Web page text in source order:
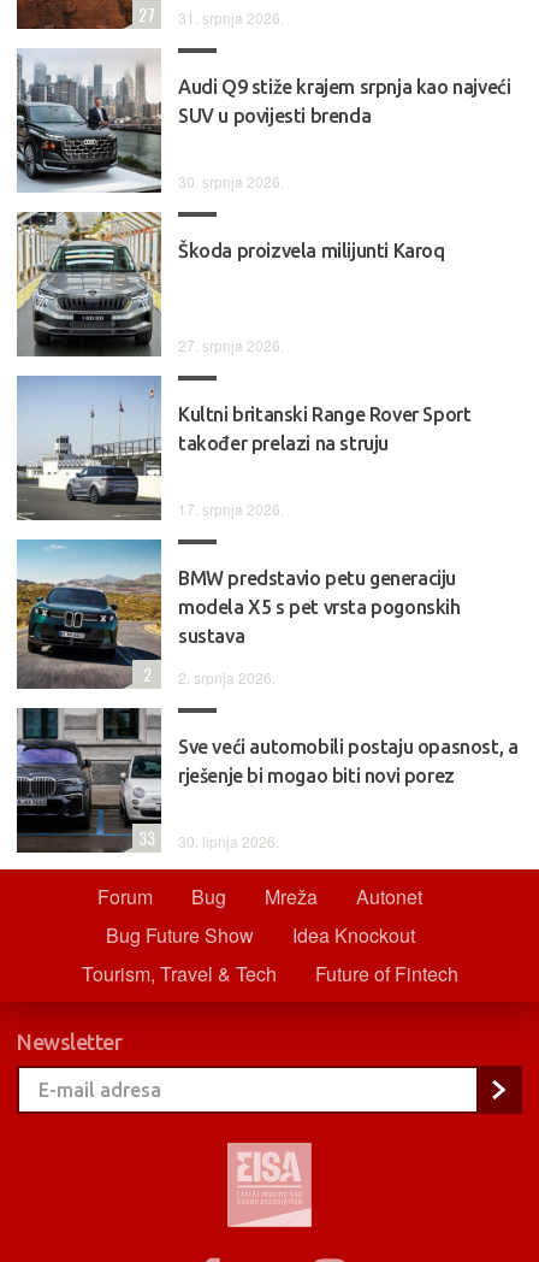
31. srpnja 2026.
27
Audi Q9 stiže krajem srpnja kao najveći
SUV u povijesti brenda
30. srpnja 2026.
Škoda proizvela milijunti Karoq
27. srpnja 2026.
Kultni britanski Range Rover Sport
također prelazi na struju
17. srpnja 2026.
BMW predstavio petu generaciju
modela X5 s pet vrsta pogonskih
sustava
2. srpnja 2026.
2
Sve veći automobili postaju opasnost, a
rješenje bi mogao biti novi porez
30. lipnja 2026.
33
Forum Bug Mreža
Autonet
Bug Future Show
Idea Knockout
Tourism, Travel & Tech
Future of Fintech
Newsletter